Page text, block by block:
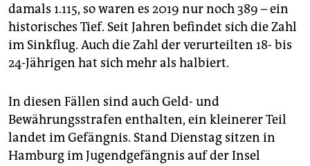
genossenschaft
epaper login
damals 1.115, so waren es 2019 nur noch 389 – ein
historisches Tief. Seit Jahren befindet sich die Zahl
im Sinkflug. Auch die Zahl der verurteilten 18- bis
24-Jährigen hat sich mehr als halbiert.
In diesen Fällen sind auch Geld- und
Bewährungsstrafen enthalten, ein kleinerer Teil
landet im Gefängnis. Stand Dienstag sitzen in
Hamburg im Jugendgefängnis auf der Insel